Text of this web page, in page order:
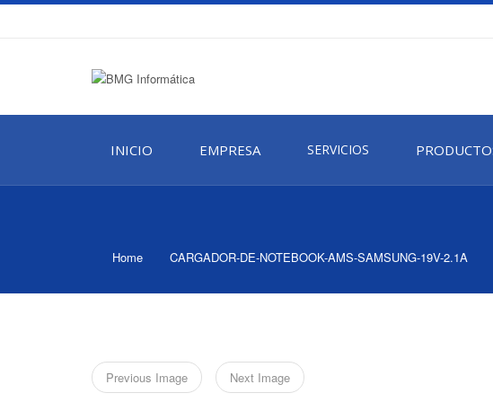
INICIO EMPRESA SERVICIOS
Home CARGADOR-DE-NOTEBOOK-AMS-SAMSUNG-19V-2.1A
Previous Image Next Image